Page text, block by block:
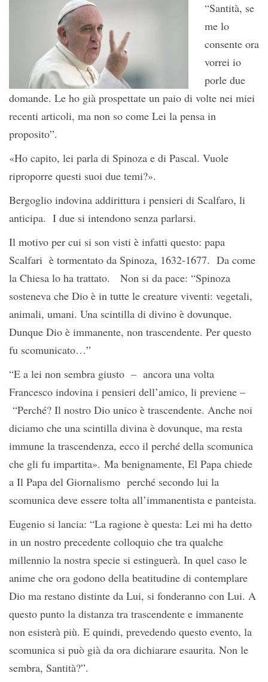
“Santità, se
me lo
consente ora
vorrei io
porle due
domande. Le ho già prospettate un paio di volte nei miei
recenti articoli, ma non so come Lei la pensa in
proposito”.
«Ho capito, lei parla di Spinoza e di Pascal. Vuole
riproporre questi suoi due temi?».
Bergoglio indovina addirittura i pensieri di Scalfaro, li
anticipa. I due si intendono senza parlarsi.
Il motivo per cui si son visti è infatti questo: papa
Scalfari è tormentato da Spinoza, 1632-1677. Da come
la Chiesa lo ha trattato. Non si da pace: “Spinoza
sosteneva che Dio è in tutte le creature viventi: vegetali,
animali, umani. Una scintilla di divino è dovunque.
Dunque Dio è immanente, non trascendente. Per questo
fu scomunicato…”
“E a lei non sembra giusto – ancora una volta
Francesco indovina i pensieri dell’amico, li previene –
“Perché? Il nostro Dio unico è trascendente. Anche noi
diciamo che una scintilla divina è dovunque, ma resta
immune la trascendenza, ecco il perché della scomunica
che gli fu impartita». Ma benignamente, El Papa chiede
a Il Papa del Giornalismo perché secondo lui la
scomunica deve essere tolta all’immanentista e panteista.
Eugenio si lancia: “La ragione è questa: Lei mi ha detto
in un nostro precedente colloquio che tra qualche
millennio la nostra specie si estinguerà. In quel caso le
anime che ora godono della beatitudine di contemplare
Dio ma restano distinte da Lui, si fonderanno con Lui. A
questo punto la distanza tra trascendente e immanente
non esisterà più. E quindi, prevedendo questo evento, la
scomunica si può già da ora dichiarare esaurita. Non le
sembra, Santità?”.